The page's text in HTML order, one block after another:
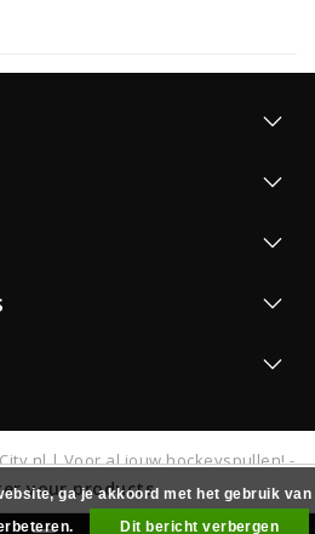
| Voor al jouw hockeyspullen! -
- RealisatieInStijl Media
your products
ga je akkoord met het gebruik van
Dit bericht verbergen